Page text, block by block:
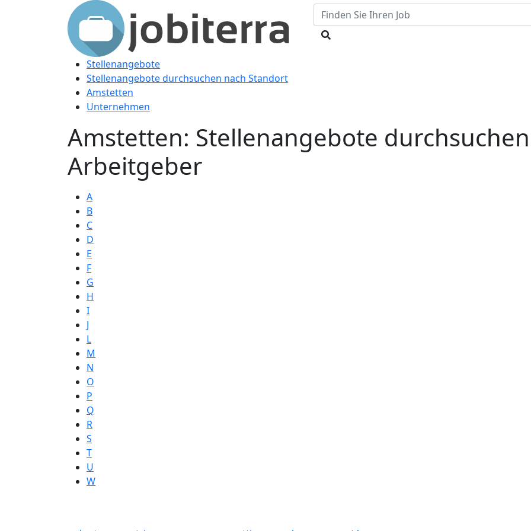
Stellenangebote
Stellenangebote durchsuchen nach Standort
Amstetten
Unternehmen
Amstetten: Stellenangebote
Arbeitgeber
A
B
C
D
E
F
G
H
I
J
L
M
N
O
P
Q
R
S
T
U
W